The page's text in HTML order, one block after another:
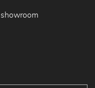
showroom